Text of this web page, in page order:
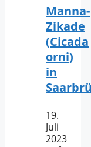
Manna-
Zikade
(Cicada
orni)
in
19.
Juli
2023